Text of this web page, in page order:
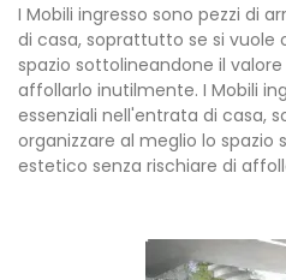
I Mobili ingresso sono pezzi di
di casa, soprattutto se si vuole
spazio sottolineandone il
affollarlo inutilmente. I Mobili
essenziali nell'entrata di casa,
organizzare al meglio lo spazio
estetico senza rischiare di